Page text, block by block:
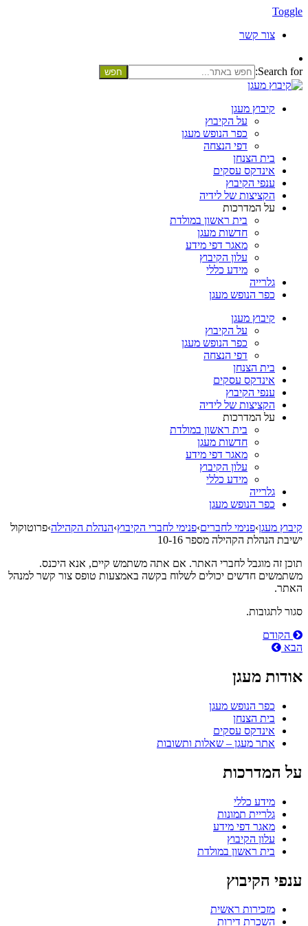
Toggle
צור קשר
Search for:
קיבוץ מעגן
על הקיבוץ
כפר הנופש מעגן
דפי הנצחה
בית הצנחן
אינדקס עסקים
ענפי הקיבוץ
הקציצות של לידיה
על המדרכות
בית ראשון במולדת
חדשות מעגן
מאגר דפי מידע
עלון הקיבוץ
מידע כללי
גלרייה
כפר הנופש מעגן
קיבוץ מעגן
על הקיבוץ
כפר הנופש מעגן
דפי הנצחה
בית הצנחן
אינדקס עסקים
ענפי הקיבוץ
הקציצות של לידיה
על המדרכות
בית ראשון במולדת
חדשות מעגן
מאגר דפי מידע
עלון הקיבוץ
מידע כללי
גלרייה
כפר הנופש מעגן
קיבוץ מעגן›פנימי לחברים›פנימי לחברי הקיבוץ›הנהלת הקהילה›פרוטוקול
ישיבת הנהלת הקהילה מספר 10-16
תוכן זה מוגבל לחברי האתר. אם אתה משתמש קיים, אנא היכנס.
משתמשים חדשים יכולים לשלוח בקשה באמצעות טופס צור קשר למנהל
האתר.
סגור לתגובות.
ניווטהקודם
הבא
אודות מעגן
כפר הנופש מעגן
בית הצנחן
אינדקס עסקים
אתר מעגן – שאלות ותשובות
על המדרכות
מידע כללי
גלריית תמונות
מאגר דפי מידע
עלון הקיבוץ
בית ראשון במולדת
ענפי הקיבוץ
מזכירות ראשית
השכרת דירות